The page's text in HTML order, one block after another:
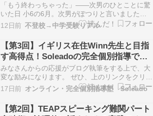
「もう終わっちゃった」——次男のひとことに驚
いた日 小6の6月。次男がぽつりと言いました。
「算数、もう終わっちゃった」 え？終わった？何
が？ 聞けば、小学校の算数の範囲をすべて終えた
とのこと。個別指導塾で週1回、コツコツ進めて
いた先取り学習が、いつの間にかここまで来てい
たんです…
12日前 不登校→中学受験リアル
【第3回】イギリス在住Winn先生と目指
す高得点！Soleadoの完全個別指導で差
をつける（実践・総仕上げ編）
みなさんからの応援がブログ執筆をする上で、大
変な励みになります。 ぜひ、上のリンクをクリッ
クをお願いします。 こんにちは！オンライン・完
全個別指導塾Soleado（ソレアード）です。 全3
回にわたってお届けしてきた【TEAPスピーキン
グ対策連載】も、いよいよ今回が最終回となり
17日前 オンライン・完全個別指導塾 Soleado
【第2回】TEAPスピーキング難関パート